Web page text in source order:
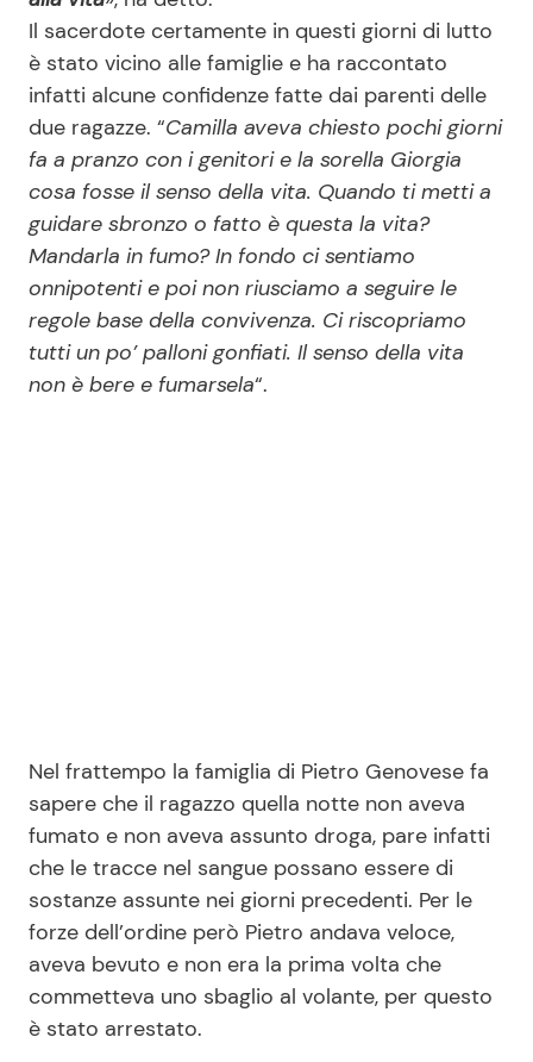
Il sacerdote certamente in questi giorni di lutto
è stato vicino alle famiglie e ha raccontato
infatti alcune confidenze fatte dai parenti delle
due ragazze. “Camilla aveva chiesto pochi giorni
fa a pranzo con i genitori e la sorella Giorgia
cosa fosse il senso della vita. Quando ti metti a
guidare sbronzo o fatto è questa la vita?
Mandarla in fumo? In fondo ci sentiamo
onnipotenti e poi non riusciamo a seguire le
regole base della convivenza. Ci riscopriamo
tutti un po’ palloni gonfiati. Il senso della vita
non è bere e fumarsela“.
Nel frattempo la famiglia di Pietro Genovese fa
sapere che il ragazzo quella notte non aveva
fumato e non aveva assunto droga, pare infatti
che le tracce nel sangue possano essere di
sostanze assunte nei giorni precedenti. Per le
forze dell’ordine però Pietro andava veloce,
aveva bevuto e non era la prima volta che
commetteva uno sbaglio al volante, per questo
è stato arrestato.